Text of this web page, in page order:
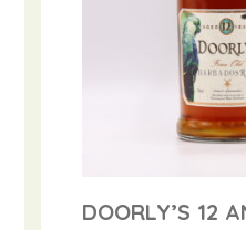
DOORLY’S 12